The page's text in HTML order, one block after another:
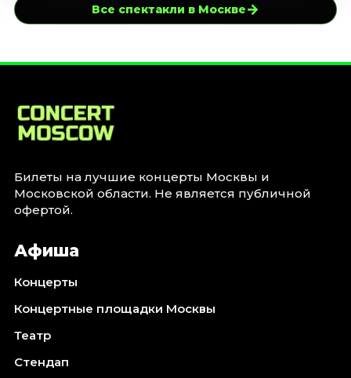
Все спектакли в Москве→
Билеты на лучшие концерты Москвы и
Московской области. Не является публичной
офертой.
Афиша
Концерты
Концертные площадки Москвы
Театр
Стендап